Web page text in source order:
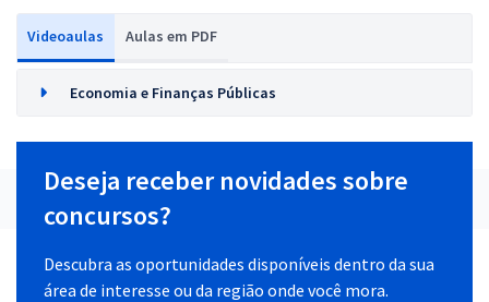
Videoaulas Aulas em PDF
Economia e Finanças Públicas
Deseja receber novidades sobre
concursos?
Descubra as oportunidades disponíveis dentro da sua
área de interesse ou da região onde você mora.